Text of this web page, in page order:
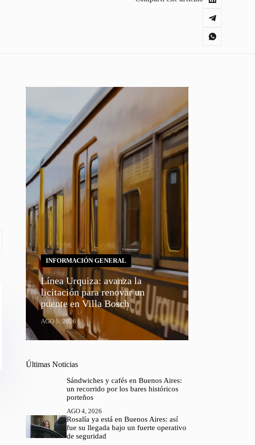
INFORMACIÓN GENERAL
Línea Urquiza: avanza la
licitación para renovar un
puente en Villa Bosch
AGO 5, 2026
Últimas Noticias
Sándwiches y cafés en Buenos Aires:
un recorrido por los bares históricos
porteños
AGO 4, 2026
Rosalía ya está en Buenos Aires: así
fue su llegada bajo un fuerte operativo
de seguridad